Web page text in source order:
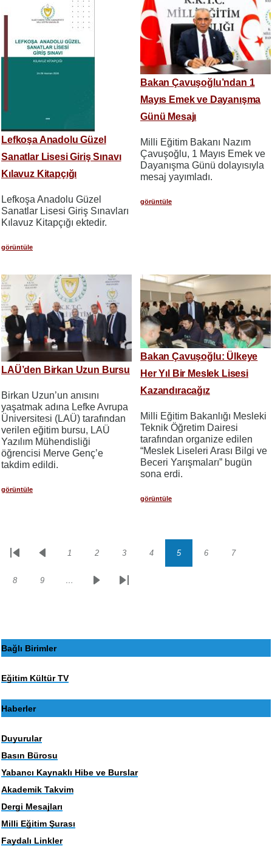
Lefkoşa Anadolu Güzel
Sanatlar Lisesi Giriş Sınavı
Kılavuz Kitapçığı
Lefkoşa Anadolu Güzel
Sanatlar Lisesi Giriş Sınavları
Kılavuz Kitapçığı ektedir.
görüntüle
Bakan Çavuşoğlu’ndan 1
Mayıs Emek ve Dayanışma
Günü Mesajı
Milli Eğitim Bakanı Nazım
Çavuşoğlu, 1 Mayıs Emek ve
Dayanışma Günü dolayısıyla
mesaj yayımladı.
görüntüle
LAÜ’den Birkan Uzun Bursu
Birkan Uzun’un anısını
yaşatmak adına Lefke Avrupa
Üniversitesi (LAÜ) tarafından
verilen eğitim bursu, LAÜ
Yazılım Mühendisliği
öğrencisi Merve Genç’e
takdim edildi.
görüntüle
Bakan Çavuşoğlu: Ülkeye
Her Yıl Bir Meslek Lisesi
Kazandıracağız
Milli Eğitim Bakanlığı Mesleki
Teknik Öğretim Dairesi
tarafından organize edilen
“Meslek Liseleri Arası Bilgi ve
Beceri Yarışmaları” bugün
sona erdi.
görüntüle
Sayfalama
İlk
Önceki
Sayfa
1 Sayfa
2 Sayfa
3 Sayfa
4 Sayfa
5 Sayfa
6 Sayfa
7
Sayfa
8 Sayfa
9 …
SonrakiSon
Bağlı Birimler
Eğitim Kültür TV
Haberler
Duyurular
Basın Bürosu
Yabancı Kaynaklı Hibe ve Burslar
Akademik Takvim
Dergi Mesajları
Milli Eğitim Şurası
Faydalı Linkler